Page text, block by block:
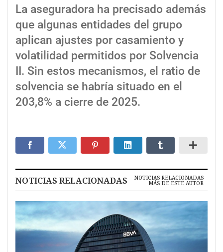
La aseguradora ha precisado además
que algunas entidades del grupo
aplican ajustes por casamiento y
volatilidad permitidos por Solvencia
II. Sin estos mecanismos, el ratio de
solvencia se habría situado en el
203,8% a cierre de 2025.
NOTICIAS RELACIONADAS NOTICIAS RELACIONADAS
MÁS DE ESTE AUTOR